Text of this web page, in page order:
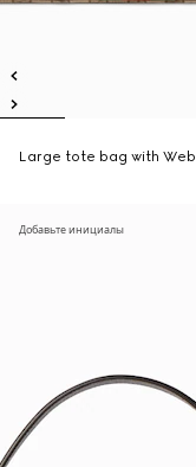
Large tote bag with Web
Добавьте инициалы